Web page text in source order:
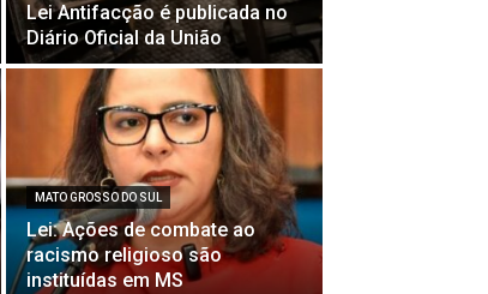
Lei Antifacção é publicada no
Diário Oficial da União
MATO GROSSO DO SUL
Lei: Ações de combate ao
racismo religioso são
instituídas em MS